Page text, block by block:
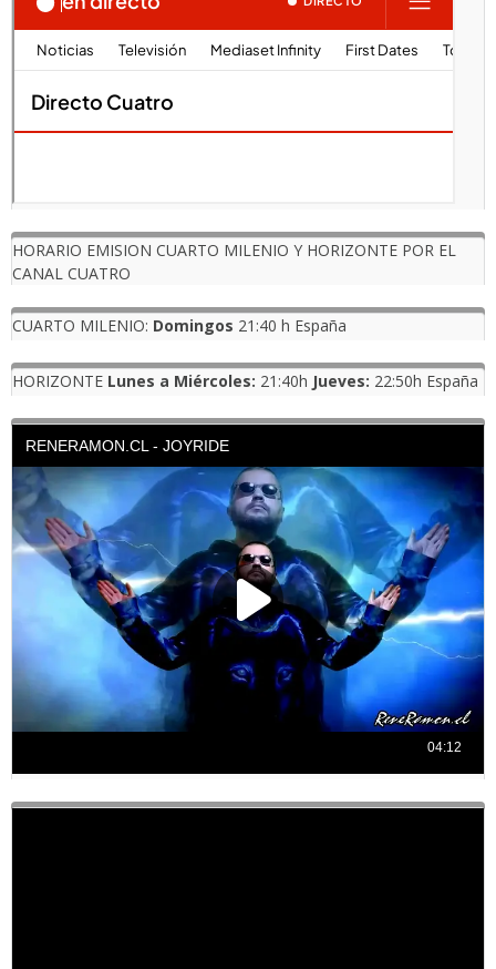
HORARIO EMISION CUARTO MILENIO Y HORIZONTE POR EL
CANAL CUATRO
CUARTO MILENIO: Domingos 21:40 h España
HORIZONTE Lunes a Miércoles: 21:40h Jueves: 22:50h España